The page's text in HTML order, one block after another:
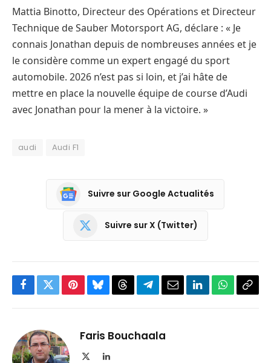
Mattia Binotto, Directeur des Opérations et Directeur
Technique de Sauber Motorsport AG, déclare : « Je
connais Jonathan depuis de nombreuses années et je
le considère comme un expert engagé du sport
automobile. 2026 n’est pas si loin, et j’ai hâte de
mettre en place la nouvelle équipe de course d’Audi
avec Jonathan pour la mener à la victoire. »
audi Audi F1
Suivre sur Google Actualités
Suivre sur X (Twitter)
Facebook
TwitterPinterestBlueskyThreadsPartager
Telegram
EmailLinkedInWhatsApp
Faris Bouchaala
LinkedIn